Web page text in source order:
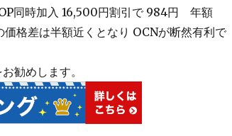
同時加入 16,500円割引で984円 年額
価格差は半額近くとなり OCNが断然有利で
勧めします。